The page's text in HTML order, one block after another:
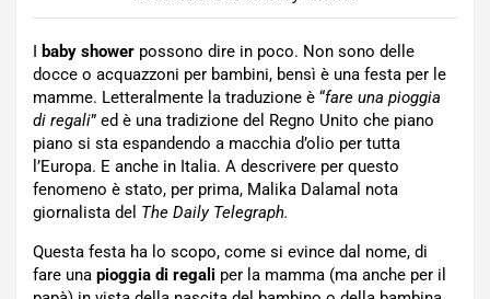
I baby shower possono dire in poco. Non sono delle
docce o acquazzoni per bambini, bensì è una festa per le
mamme. Letteralmente la traduzione è “fare una pioggia
di regali” ed è una tradizione del Regno Unito che piano
piano si sta espandendo a macchia d’olio per tutta
l’Europa. E anche in Italia. A descrivere per questo
fenomeno è stato, per prima, Malika Dalamal nota
giornalista del The Daily Telegraph.
Questa festa ha lo scopo, come si evince dal nome, di
fare una pioggia di regali per la mamma (ma anche per il